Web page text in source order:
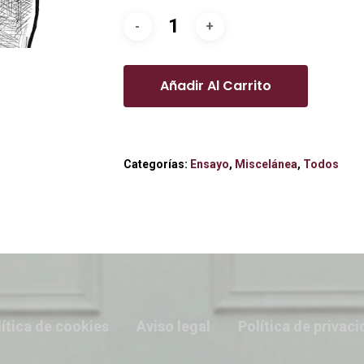
Añadir Al Carrito
Categorías: Ensayo, Miscelánea, Todos
de cookies